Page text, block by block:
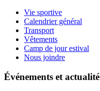
Vie sportive
Calendrier général
Transport
Vêtements
Camp de jour estival
Nous joindre
Événements et actualité